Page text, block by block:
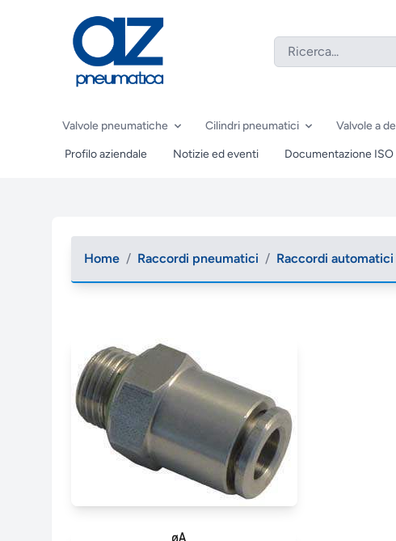
Valvole pneumatiche Cilindri pneumatici Valvole a
Profilo aziendale Notizie ed eventi Documentazione ISO
Home / Raccordi pneumatici / Raccordi